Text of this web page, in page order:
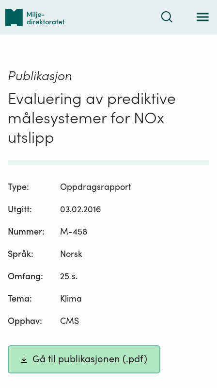
Tilbake
forsiden
Søk
Publikasjon
Evaluering av prediktive
målesystemer for NOx
utslipp
Type:
Oppdragsrapport
Utgitt:
03.02.2016
Nummer:
M-458
Språk:
Norsk
Omfang:
25 s.
Tema:
Klima
Opphav: CMS
Gå til publikasjonen (.pdf)